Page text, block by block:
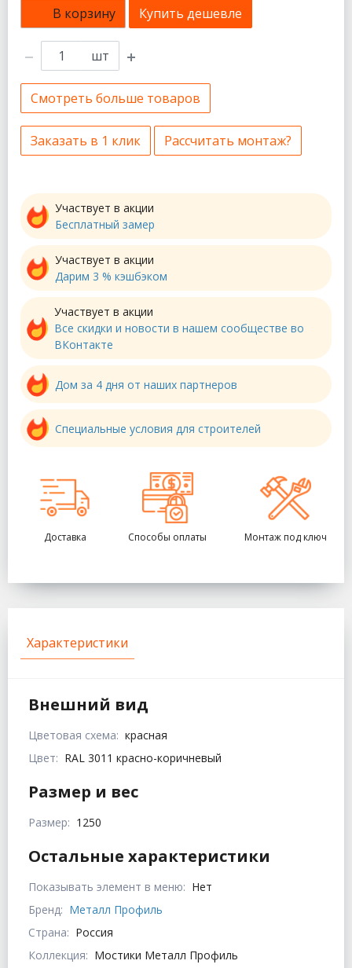
В корзину Купить дешевле
шт
Смотреть больше товаров
Заказать в 1 клик Рассчитать монтаж?
Участвует в акции
Бесплатный замер
Участвует в акции
Дарим 3 % кэшбэком
Участвует в акции
Все скидки и новости в нашем сообществе во
ВКонтакте
Дом за 4 дня от наших партнеров
Специальные условия для строителей
Доставка Способы оплаты Монтаж под ключ
Характеристики
Внешний вид
Цветовая схема: красная
Цвет: RAL 3011 красно-коричневый
Размер и вес
Размер: 1250
Остальные характеристики
Показывать элемент в меню: Нет
Бренд: Металл Профиль
Страна: Россия
Коллекция: Мостики Металл Профиль